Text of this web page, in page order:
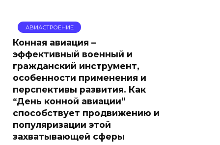
АВИАСТРОЕНИЕ
Конная авиация –
эффективный военный и
гражданский инструмент,
особенности применения и
перспективы развития. Как
“День конной авиации”
способствует продвижению и
популяризации этой
захватывающей сферы